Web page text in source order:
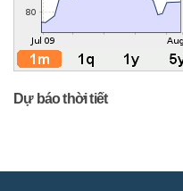
Dự báo thời tiết